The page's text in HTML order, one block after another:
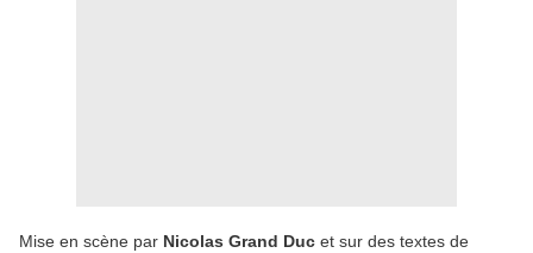
Mise en scène par Nicolas Grand Duc et sur des textes de